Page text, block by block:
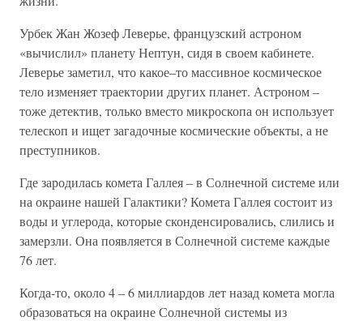
Урбек Жан Жозеф Леверье, французский астроном
«вычислил» планету Нептун, сидя в своем кабинете.
Леверье заметил, что какое–то массивное космическое
тело изменяет траектории других планет. Астроном –
тоже детектив, только вместо микроскопа он использует
телескоп и ищет загадочные космические объекты, а не
преступников.
Где зародилась комета Галлея – в Солнечной системе или
на окраине нашей Галактики? Комета Галлея состоит из
воды и углерода, которые сконденсировались, слились и
замерзли. Она появляется в Солнечной системе каждые
76 лет.
Когда-то, около 4 – 6 миллиардов лет назад комета могла
образоваться на окраине Солнечной системы из